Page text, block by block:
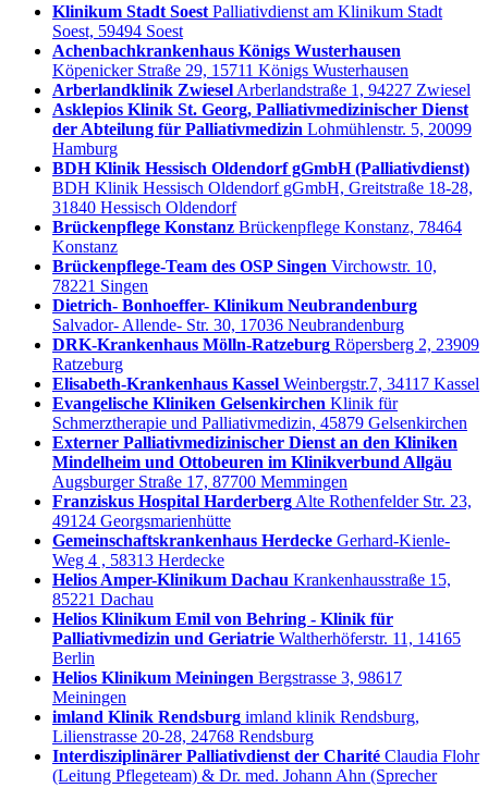
Klinikum Stadt Soest Palliativdienst am Klinikum Stadt
Soest, 59494 Soest
Achenbachkrankenhaus Königs Wusterhausen
Köpenicker Straße 29, 15711 Königs Wusterhausen
Arberlandklinik Zwiesel Arberlandstraße 1, 94227 Zwiesel
Asklepios Klinik St. Georg, Palliativmedizinischer Dienst
der Abteilung für Palliativmedizin Lohmühlenstr. 5, 20099
Hamburg
BDH Klinik Hessisch Oldendorf gGmbH (Palliativdienst)
BDH Klinik Hessisch Oldendorf gGmbH, Greitstraße 18-28,
31840 Hessisch Oldendorf
Brückenpflege Konstanz Brückenpflege Konstanz, 78464
Konstanz
Brückenpflege-Team des OSP Singen Virchowstr. 10,
78221 Singen
Dietrich- Bonhoeffer- Klinikum Neubrandenburg
Salvador- Allende- Str. 30, 17036 Neubrandenburg
DRK-Krankenhaus Mölln-Ratzeburg Röpersberg 2, 23909
Ratzeburg
Elisabeth-Krankenhaus Kassel Weinbergstr.7, 34117 Kassel
Evangelische Kliniken Gelsenkirchen Klinik für
Schmerztherapie und Palliativmedizin, 45879 Gelsenkirchen
Externer Palliativmedizinischer Dienst an den Kliniken
Mindelheim und Ottobeuren im Klinikverbund Allgäu
Augsburger Straße 17, 87700 Memmingen
Franziskus Hospital Harderberg Alte Rothenfelder Str. 23,
49124 Georgsmarienhütte
Gemeinschaftskrankenhaus Herdecke Gerhard-Kienle-
Weg 4 , 58313 Herdecke
Helios Amper-Klinikum Dachau Krankenhausstraße 15,
85221 Dachau
Helios Klinikum Emil von Behring - Klinik für
Palliativmedizin und Geriatrie Waltherhöferstr. 11, 14165
Berlin
Helios Klinikum Meiningen Bergstrasse 3, 98617
Meiningen
imland Klinik Rendsburg imland klinik Rendsburg,
Lilienstrasse 20-28, 24768 Rendsburg
Interdisziplinärer Palliativdienst der Charité Claudia Flohr
(Leitung Pflegeteam) & Dr. med. Johann Ahn (Sprecher